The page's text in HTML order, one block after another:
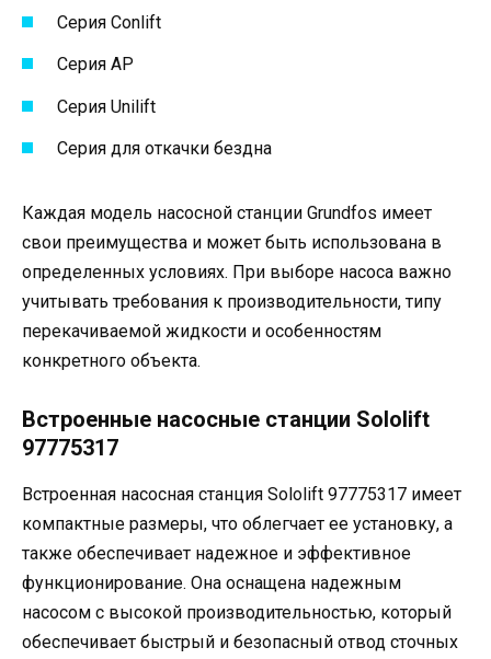
Серия Conlift
Серия AP
Серия Unilift
Серия для откачки бездна
Каждая модель насосной станции Grundfos имеет
свои преимущества и может быть использована в
определенных условиях. При выборе насоса важно
учитывать требования к производительности, типу
перекачиваемой жидкости и особенностям
конкретного объекта.
Встроенные насосные станции Sololift
97775317
Встроенная насосная станция Sololift 97775317 имеет
компактные размеры, что облегчает ее установку, а
также обеспечивает надежное и эффективное
функционирование. Она оснащена надежным
насосом с высокой производительностью, который
обеспечивает быстрый и безопасный отвод сточных